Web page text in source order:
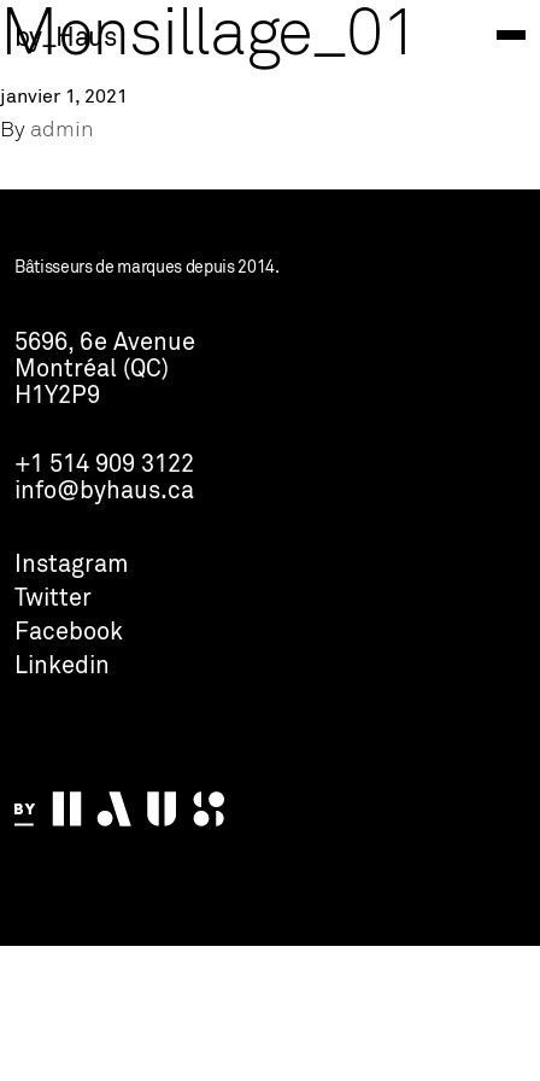
by_Haus
Monsillage_01
janvier 1, 2021
By admin
Bâtisseurs de marques depuis 2014.
5696, 6e Avenue
Montréal (QC)
H1Y2P9
+1 514 909 3122
info@byhaus.ca
Instagram
Twitter
Facebook
Linkedin